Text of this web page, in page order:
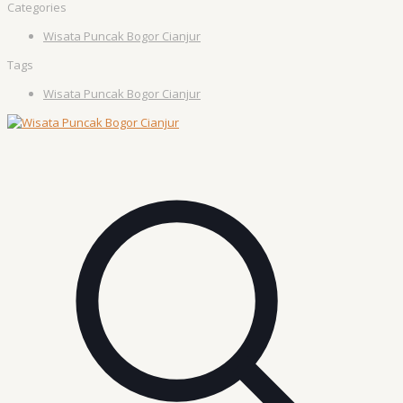
Categories
Wisata Puncak Bogor Cianjur
Tags
Wisata Puncak Bogor Cianjur